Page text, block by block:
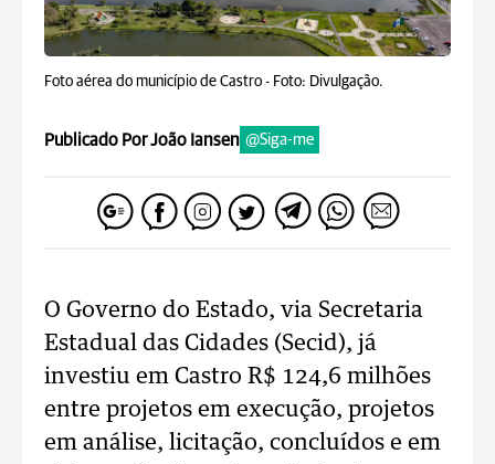
Foto aérea do município de Castro - Foto: Divulgação.
Publicado Por João Iansen @Siga-me
O Governo do Estado, via Secretaria
Estadual das Cidades (Secid), já
investiu em Castro R$ 124,6 milhões
entre projetos em execução, projetos
em análise, licitação, concluídos e em